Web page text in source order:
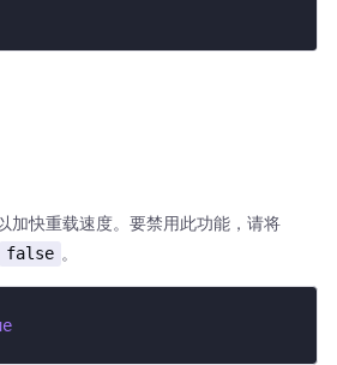
加快重载速度。要禁用此功能，请将
false 。